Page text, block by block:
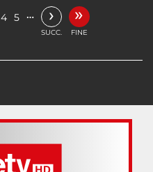
4 5 … ›
SUCC.
»
FINE